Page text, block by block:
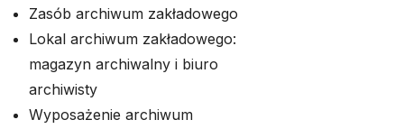
Zasób archiwum zakładowego
Lokal archiwum zakładowego:
magazyn archiwalny i biuro
archiwisty
Wyposażenie archiwum